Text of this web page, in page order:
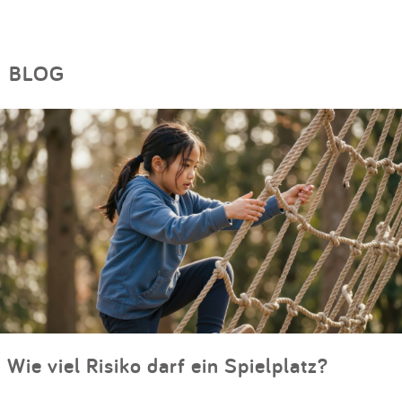
BLOG
Wie viel Risiko darf ein Spielplatz?